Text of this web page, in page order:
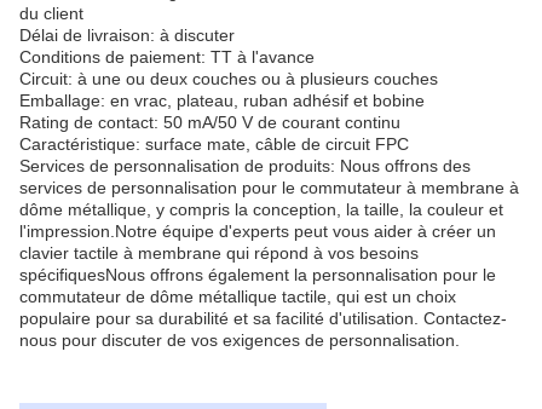
du client
Délai de livraison: à discuter
Conditions de paiement: TT à l'avance
Circuit: à une ou deux couches ou à plusieurs couches
Emballage: en vrac, plateau, ruban adhésif et bobine
Rating de contact: 50 mA/50 V de courant continu
Caractéristique: surface mate, câble de circuit FPC
Services de personnalisation de produits: Nous offrons des
services de personnalisation pour le commutateur à membrane à
dôme métallique, y compris la conception, la taille, la couleur et
l'impression.Notre équipe d'experts peut vous aider à créer un
clavier tactile à membrane qui répond à vos besoins
spécifiquesNous offrons également la personnalisation pour le
commutateur de dôme métallique tactile, qui est un choix
populaire pour sa durabilité et sa facilité d'utilisation. Contactez-
nous pour discuter de vos exigences de personnalisation.